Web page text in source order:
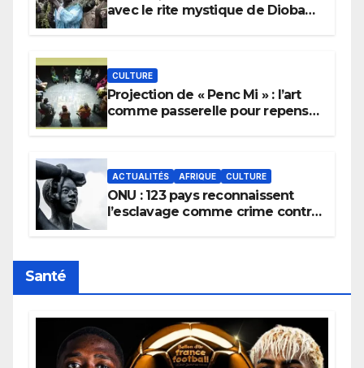
avec le rite mystique de Diobaye
CULTURE
Projection de « Penc Mi » : l’art
comme passerelle pour repenser
ACTUALITÉS AFRIQUE CULTURE
ONU : 123 pays reconnaissent
l’esclavage comme crime contre
Santé